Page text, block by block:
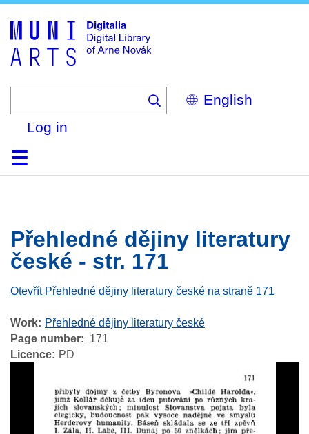
Select
your
Log in
HomeBrowse
Search
About
HelpContactDigitalia
Přehledné dějiny literatury
české - str. 171
Otevřít Přehledné dějiny literatury české na straně 171
Work
Přehledné dějiny literatury české
Page number
171
Licence
PD